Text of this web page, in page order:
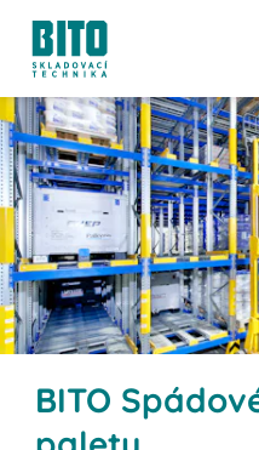
BITO